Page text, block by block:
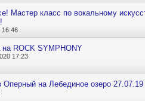
Мастер класс по вокальному
16:46
ROCK SYMPHONY
17:23
на Лебединое озеро 27.07.19